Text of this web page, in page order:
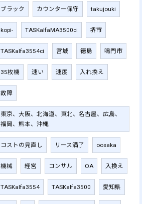
ブラック カウンター保守 takujouki
kopi- TASKalfaMA3500ci 堺市
TASKalfa3554ci 宮城 徳島 鳴門市
35枚機 速い 速度 入れ換え
故障
東京、大阪、北海道、東北、名古屋、広島、
福岡、熊本、沖縄
コストの見直し リース満了 oosaka
機械 経営 コンサル OA 入換え
TASKalfa3554 TASKalfa3500 愛知県